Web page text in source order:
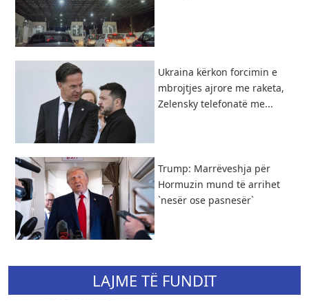
Ukraina kërkon forcimin e
mbrojtjes ajrore me raketa,
Zelensky telefonatë me...
Trump: Marrëveshja për
Hormuzin mund të arrihet
`nesër ose pasnesër`
LAJME TË FUNDIT